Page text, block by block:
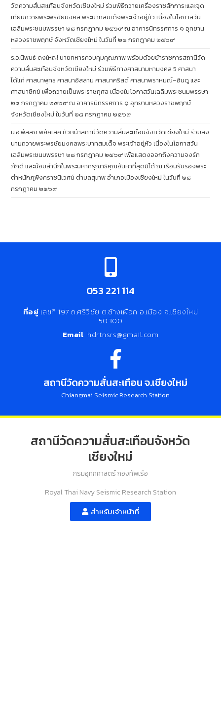
วัดความสั่นสะเทือนจังหวัดเชียงใหม่ ร่วมพิธีถวายเครื่องราชสักการะและจุด
เทียนถวายพระพรชัยมงคล พระบาทสมเด็จพระเจ้าอยู่หัว เนื่องในโอกาสวัน
เฉลิมพระชนมพรรษา ๒๘ กรกฎาคม ๒๕๖๙ ณ อาคารนิทรรศการ ๑ อุทยาน
หลวงราชพฤกษ์ จังหวัดเชียงใหม่ ในวันที่ ๒๘ กรกฎาคม ๒๕๖๙
ร.อ.นิพนธ์ ดงใหญ่ นายทหารควบคุมคุณภาพ พร้อมด้วยข้าราชการสถานีวัด
ความสั่นสะเทือนจังหวัดเชียงใหม่ ร่วมพิธีทางศาสนามหามงคล 5 ศาสนา
ได้แก่ ศาสนาพุทธ ศาสนาอิสลาม ศาสนาคริสต์ ศาสนาพราหมณ์–ฮินดู และ
ศาสนาซิกข์ เพื่อถวายเป็นพระราชกุศล เนื่องในโอกาสวันเฉลิมพระชนมพรรษา
๒๘ กรกฎาคม ๒๕๖๙ ณ อาคารนิทรรศการ ๑ อุทยานหลวงราชพฤกษ์
จังหวัดเชียงใหม่ ในวันที่ ๒๘ กรกฎาคม ๒๕๖๙
น.อ.พัลลภ พยัคเลิศ หัวหน้าสถานีวัดความสั่นสะเทือนจังหวัดเชียงใหม่ ร่วมลง
นามถวายพระพรชัยมงคลพระบาทสมเด็จ พระเจ้าอยู่หัว เนื่องในโอกาสวัน
เฉลิมพระชนมพรรษา ๒๘ กรกฎาคม ๒๕๖๙ เพื่อแสดงออกถึงความจงรัก
ภักดี และน้อมสำนึกในพระมหากรุณาธิคุณอันหาที่สุดมิได้ ณ เรือนรับรองพระ
ตำหนักภูพิงคราชนิเวศน์ ตำบลสุเทพ อำเภอเมืองเชียงใหม่ ในวันที่ ๒๘
กรกฎาคม ๒๕๖๙
053 221 114
ที่อยู่ เลขที่ 197 ถ.ศรีวิชัย ต.ช้างเผือก อ.เมือง จ.เชียงใหม่
50300
Email hdrtnsrs@gmail.com
สถานีวัดความสั่นสะเทือน จ.เชียงใหม่
Chiangmai Seismic Research Station
สถานีวัดความสั่นสะเทือนจังหวัด
เชียงใหม่
กรมอุทกศาสตร์ กองทัพเรือ
Royal Thai Navy Seismic Research Station
สำหรับเจ้าหน้าที่